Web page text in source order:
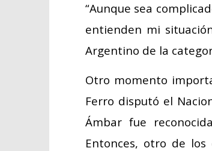
“Aunque sea
entienden mi
Argentino de la
Otro momento
Ferro disputó el
Ámbar fue
Entonces, otro de